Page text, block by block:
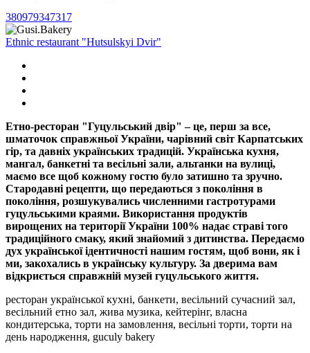
380979347317
Ethnic restaurant "Hutsulskyi Dvir"
Етно-ресторан "Гуцульський двір" – це, перш за все,
шматочок справжньої України, чарівний світ Карпатських
гір, та давніх українських традицій. Українська кухня,
мангал, банкетні та весільні зали, альтанки на вулиці,
маємо все щоб кожному гостю було затишно та зручно.
Стародавні рецепти, що передаються з покоління в
покоління, розшукувались численними гастротурами
гуцульськими краями. Використання продуктів
вирощених на території України 100% надає страві того
традиційного смаку, який знайомий з дитинства. Передаємо
дух української ідентичності нашим гостям, щоб вони, як і
ми, закохались в українську культуру. За дверима вам
відкриється справжній музей гуцульського життя.
ресторан української кухні, банкети, весільний сучасний зал,
весільний етно зал, жива музика, кейтерінг, власна
кондитерська, торти на замовлення, весільні торти, торти на
день народження, guculy bakery